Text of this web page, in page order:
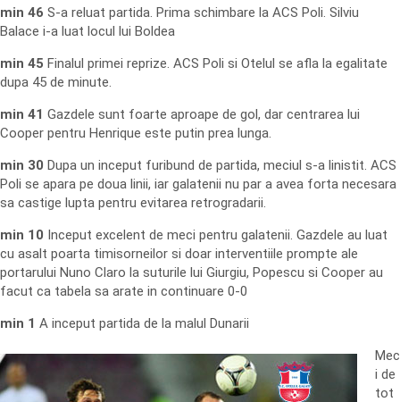
min 46 S-a reluat partida. Prima schimbare la ACS Poli. Silviu
Balace i-a luat locul lui Boldea
min 45 Finalul primei reprize. ACS Poli si Otelul se afla la egalitate
dupa 45 de minute.
min 41 Gazdele sunt foarte aproape de gol, dar centrarea lui
Cooper pentru Henrique este putin prea lunga.
min 30 Dupa un inceput furibund de partida, meciul s-a linistit. ACS
Poli se apara pe doua linii, iar galatenii nu par a avea forta necesara
sa castige lupta pentru evitarea retrogradarii.
min 10 Inceput excelent de meci pentru galatenii. Gazdele au luat
cu asalt poarta timisorneilor si doar interventiile prompte ale
portarului Nuno Claro la suturile lui Giurgiu, Popescu si Cooper au
facut ca tabela sa arate in continuare 0-0
min 1 A inceput partida de la malul Dunarii
Mec
i de
tot